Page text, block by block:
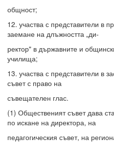
общност;
12. участва с представители в
заемане на длъжността „ди-
ректор" в държавните и
училища;
13. участва с представители в
съвет с право на
съвещателен глас.
(1) Общественият съвет дава
по искане на директора, на
педагогическия съвет, на